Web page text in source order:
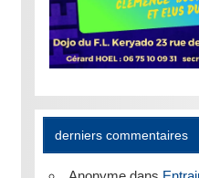
derniers commentaires